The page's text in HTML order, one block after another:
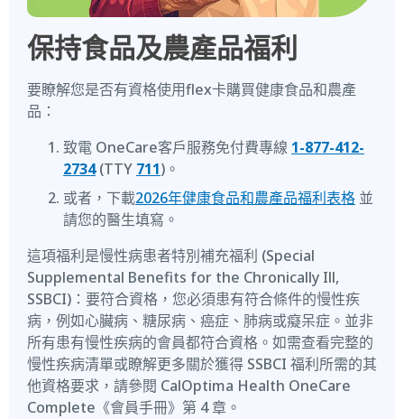
保持食品及農產品福利
要瞭解您是否有資格使用flex卡購買健康食品和農產
品：
致電 OneCare客戶服務免付費專線 1-877-412-
2734(TTY 711)。
或者，下載2026年健康食品和農產品福利表格 並
請您的醫生填寫。
這項福利是慢性病患者特別補充福利 (Special
Supplemental Benefits for the Chronically Ill,
SSBCI)：要符合資格，您必須患有符合條件的慢性疾
病，例如心臟病、糖尿病、癌症、肺病或癡呆症。並非
所有患有慢性疾病的會員都符合資格。如需查看完整的
慢性疾病清單或瞭解更多關於獲得 SSBCI 福利所需的其
他資格要求，請參閱 CalOptima Health OneCare
Complete《會員手冊》第 4 章。